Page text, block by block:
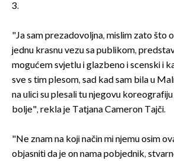
3.
"Ja sam prezadovoljna, mislim zato što
jednu krasnu vezu sa publikom,
mogućem svjetlu i glazbeno i scenski i
sve s tim plesom, sad kad sam bila u
na ulici su plesali tu njegovu koreografiju
bolje", rekla je Tatjana Cameron Tajči.
"Ne znam na koji način mi njemu osim
objasniti da je on nama pobjednik,